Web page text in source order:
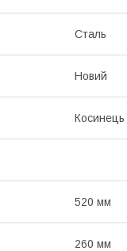
Сталь
Новий
Косинець
520 мм
260 мм